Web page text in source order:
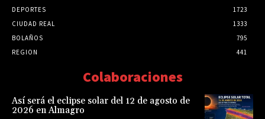
DEPORTES
1723
CIUDAD REAL
1333
BOLAÑOS
795
REGION
441
Colaboraciones
Así será el eclipse solar del 12 de agosto de
2026 en Almagro